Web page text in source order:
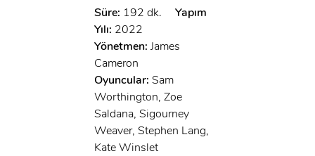
E-Posta:
Şifre:
Beni Hatırla Şifremi Unuttum ?
Şifre:
Süre: 192 dk.
Yapım
Yılı: 2022
Yönetmen: James
Cameron
Oyuncular: Sam
Worthington, Zoe
Saldana, Sigourney
Weaver, Stephen Lang,
Kate Winslet